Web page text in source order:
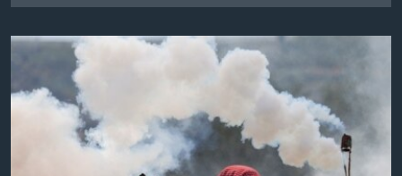
ພາສາຕ່າງໆ